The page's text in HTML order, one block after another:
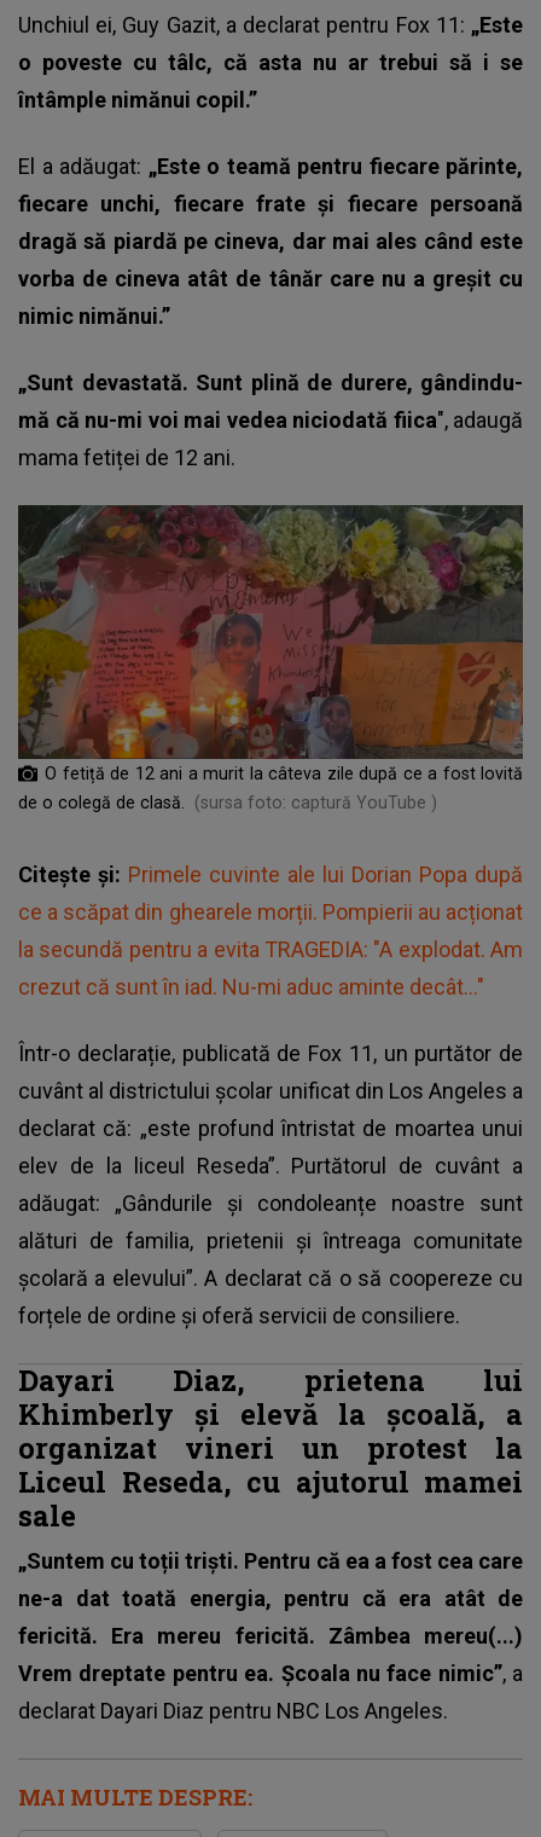
Unchiul ei, Guy Gazit, a declarat pentru Fox 11: „Este
o poveste cu tâlc, că asta nu ar trebui să i se
întâmple nimănui copil.”
El a adăugat: „Este o teamă pentru fiecare părinte,
fiecare unchi, fiecare frate și fiecare persoană
dragă să piardă pe cineva, dar mai ales când este
vorba de cineva atât de tânăr care nu a greșit cu
nimic nimănui.”
„Sunt devastată. Sunt plină de durere, gândindu-
mă că nu-mi voi mai vedea niciodată fiica", adaugă
mama fetiței de 12 ani.
O fetiță de 12 ani a murit la câteva zile după ce a fost lovită
de o colegă de clasă.
(sursa foto: captură YouTube )
Citește și: Primele cuvinte ale lui Dorian Popa după
ce a scăpat din ghearele morții. Pompierii au acționat
la secundă pentru a evita TRAGEDIA: "A explodat. Am
crezut că sunt în iad. Nu-mi aduc aminte decât..."
Într-o declarație, publicată de Fox 11, un purtător de
cuvânt al districtului școlar unificat din Los Angeles a
declarat că: „este profund întristat de moartea unui
elev de la liceul Reseda”. Purtătorul de cuvânt a
adăugat: „Gândurile și condoleanțe noastre sunt
alături de familia, prietenii și întreaga comunitate
școlară a elevului”. A declarat că o să coopereze cu
forțele de ordine și oferă servicii de consiliere.
Dayari Diaz, prietena lui
Khimberly și elevă la școală, a
organizat vineri un protest la
Liceul Reseda, cu ajutorul mamei
sale
„Suntem cu toții triști. Pentru că ea a fost cea care
ne-a dat toată energia, pentru că era atât de
fericită. Era mereu fericită. Zâmbea mereu(...)
Vrem dreptate pentru ea. Școala nu face nimic”, a
declarat Dayari Diaz pentru NBC Los Angeles.
MAI MULTE DESPRE: